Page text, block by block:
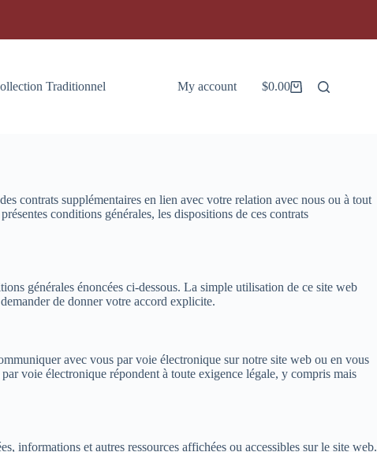
Traditionnel My account
Panier
$0.00
contrats supplémentaires en lien avec votre relation avec nous ou à tout
conditions générales, les dispositions de ces contrats
générales énoncées ci-dessous. La simple utilisation de ce site web
de donner votre accord explicite.
avec vous par voie électronique sur notre site web ou en vous
voie électronique répondent à toute exigence légale, y compris mais
informations et autres ressources affichées ou accessibles sur le site web.